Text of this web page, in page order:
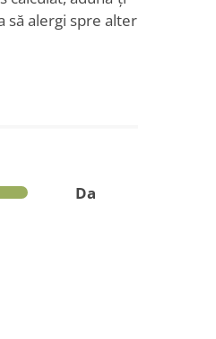
să alergi spre alter
Da